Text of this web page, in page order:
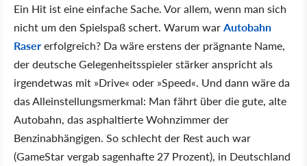
Ein Hit ist eine einfache Sache. Vor allem, wenn man sich
nicht um den Spielspaß schert. Warum warAutobahn
Rasererfolgreich? Da wäre erstens der prägnante Name,
der deutsche Gelegenheitsspieler stärker anspricht als
irgendetwas mit »Drive« oder »Speed«. Und dann wäre da
das Alleinstellungsmerkmal: Man fährt über die gute, alte
Autobahn, das asphaltierte Wohnzimmer der
Benzinabhängigen. So schlecht der Rest auch war
(GameStar vergab sagenhafte 27 Prozent), in Deutschland